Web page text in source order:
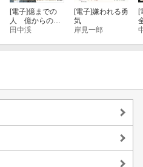
[電子]億までの
人 億からの
人 ゴールドマ
田中渓
[電子]嫌われる勇
気
岸見一郎
[